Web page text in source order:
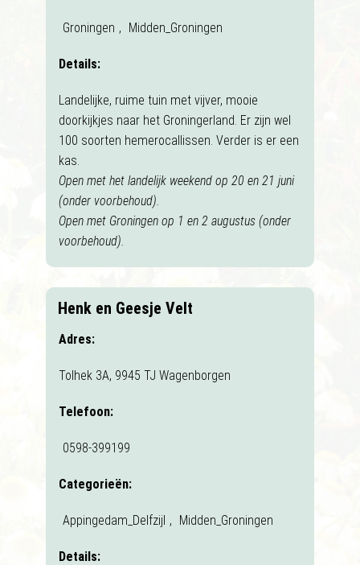
Groningen , Midden_Groningen
Details:
Landelijke, ruime tuin met vijver, mooie
doorkijkjes naar het Groningerland. Er zijn wel
100 soorten hemerocallissen. Verder is er een
kas.
Open met het landelijk weekend op 20 en 21 juni
(onder voorbehoud).
Open met Groningen op 1 en 2 augustus (onder
voorbehoud).
Henk en Geesje Velt
Adres:
Tolhek 3A, 9945 TJ Wagenborgen
Telefoon:
0598-399199
Categorieën:
Appingedam_Delfzijl , Midden_Groningen
Details: